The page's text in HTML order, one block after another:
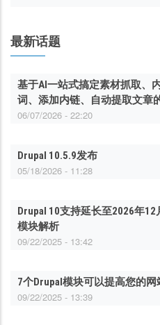
最新话题
基于AI一站式搞定素材抓取、
词、添加内链、自动提取文章
06/07/2026 - 22:20
Drupal 10.5.9发布
05/18/2026 - 11:28
Drupal 10支持延长至2026年
模块解析
09/22/2025 - 13:42
7个Drupal模块可以提高您的网
09/22/2025 - 13:39